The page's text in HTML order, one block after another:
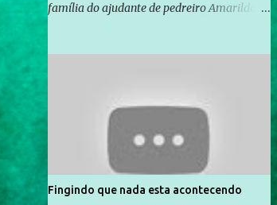
família do ajudante de pedreiro Amarildo de
Rocinha. A assessora de Direitos Humanos
da Anistia Internacional, Renata Neder, disse
à Agência Brasil que ações e atividades de
mobilização são feitas normalmente pela
organização não governamental. As ações
de solidariedade são promovidas em apoio
Fingindo que nada esta acontecendo